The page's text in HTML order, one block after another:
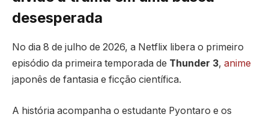
desesperada
No dia 8 de julho de 2026, a Netflix libera o primeiro
episódio da primeira temporada de Thunder 3, anime
japonês de fantasia e ficção científica.
A história acompanha o estudante Pyontaro e os